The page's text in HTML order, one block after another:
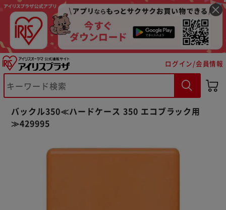
ログイン/会員情報
バックル350≪ハードケース 350 エコブラック用
≫429995
※ご確認ください
カートに入れる 購入手続きへ